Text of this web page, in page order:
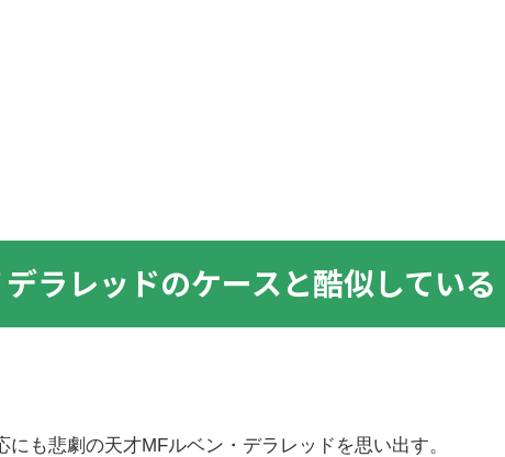
ラレッドのケースと酷似している
も悲劇の天才MFルベン・デラレッドを思い出す。